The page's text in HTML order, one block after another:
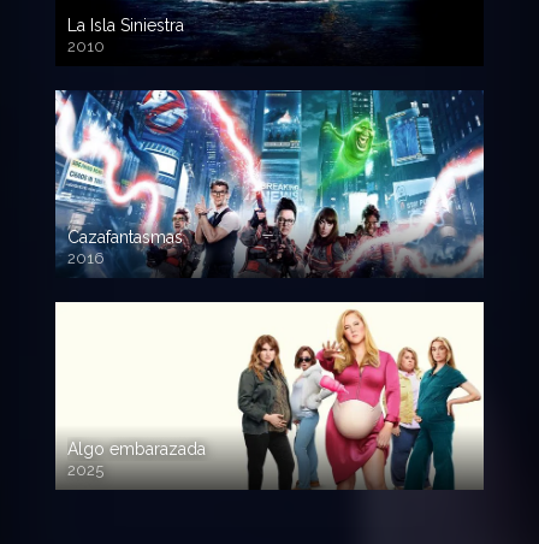
La Isla Siniestra
2010
720p HD
Cazafantasmas
2016
720p HD
Algo embarazada
2025
720p HD